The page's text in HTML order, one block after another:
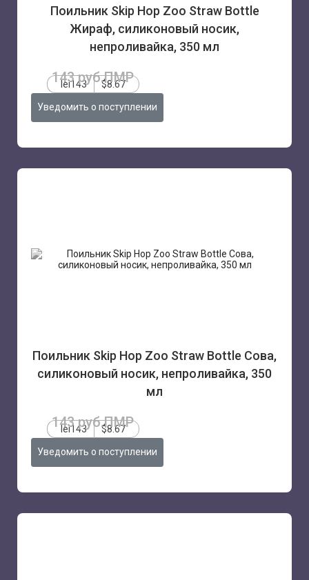
Поильник Skip Hop Zoo Straw Bottle
Жираф, силиконовый носик,
непроливайка, 350 мл
143 руб.ПМР
lei143 $8.67
Уведомить о поступлении
Поильник Skip Hop Zoo Straw Bottle Сова,
силиконовый носик, непроливайка, 350
мл
143 руб.ПМР
lei143 $8.67
Уведомить о поступлении